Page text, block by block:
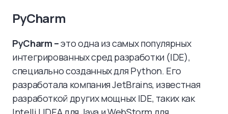
PyCharm
PyCharm –это одна из самых популярных
интегрированных сред разработки (IDE),
специально созданных для Python. Его
разработала компания JetBrains, известная
разработкой других мощных IDE, таких как